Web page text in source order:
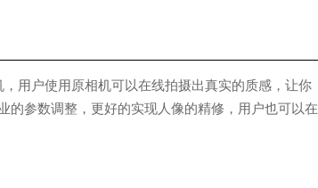
户使用原相机可以在线拍摄出真实的质感，让你
的参数调整，更好的实现人像的精修，用户也可以在